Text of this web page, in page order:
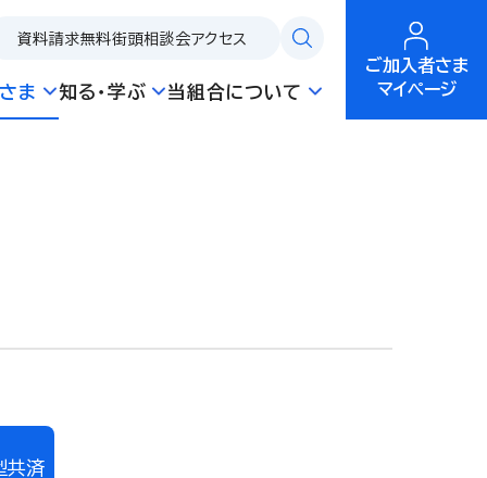
資料請求無料街頭相談会アクセス
ま 知る・学ぶ 当組合について
ご加入者さま
マイページ
共済